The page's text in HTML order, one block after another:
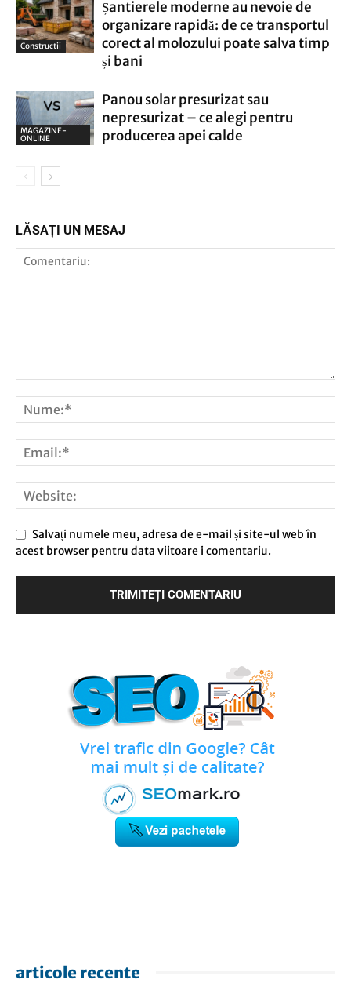
Constructii
Șantierele moderne au nevoie de
organizare rapidă: de ce transportul
corect al molozului poate salva timp
și bani
MAGAZINE-
ONLINE
Panou solar presurizat sau
nepresurizat – ce alegi pentru
producerea apei calde
LĂSAȚI UN MESAJ
Salvați numele meu, adresa de e-mail și site-ul web în
acest browser pentru data viitoare i comentariu.
articole recente